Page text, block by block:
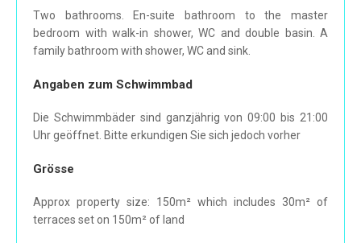
Two bathrooms. En-suite bathroom to the master
bedroom with walk-in shower, WC and double basin. A
family bathroom with shower, WC and sink.
Angaben zum Schwimmbad
Die Schwimmbäder sind ganzjährig von 09:00 bis 21:00
Uhr geöffnet. Bitte erkundigen Sie sich jedoch vorher
Grösse
Approx property size: 150m² which includes 30m² of
terraces set on 150m² of land